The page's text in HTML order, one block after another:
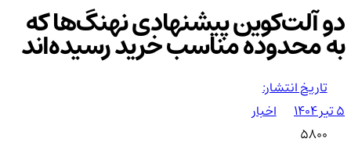
دو آلت‌کوین پیشنهادی نهنگ‌ها که
به محدوده مناسب خرید رسیده‌اند
تاریخ انتشار:
۵ تیر ۱۴۰۴
اخبار
5800